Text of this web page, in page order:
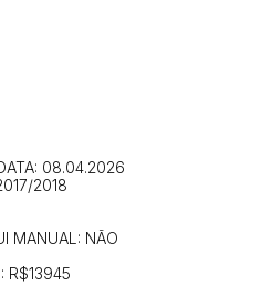
08.04.2026
2018
MANUAL: NÃO
R$13945